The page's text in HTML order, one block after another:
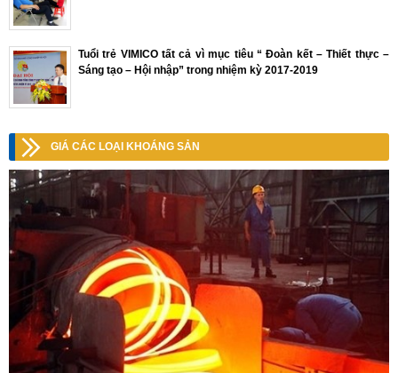
Tuổi trẻ VIMICO tất cả vì mục tiêu “ Đoàn kết – Thiết thực –
Sáng tạo – Hội nhập” trong nhiệm kỳ 2017-2019
GIÁ CÁC LOẠI KHOÁNG SẢN